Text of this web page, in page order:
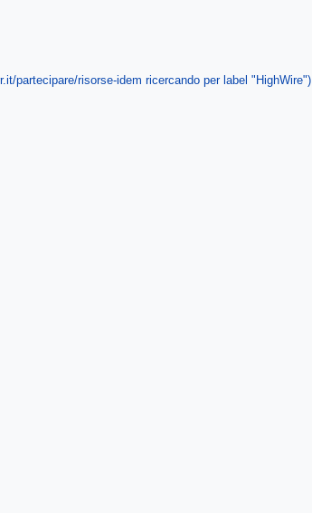
partecipare/risorse-idem ricercando per label "HighWire")